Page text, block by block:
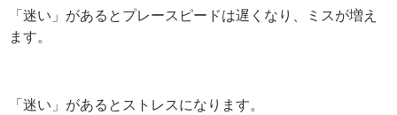
「迷い」があるとプレースピードは遅くなり、ミスが増え
ます。
「迷い」があるとストレスになります。